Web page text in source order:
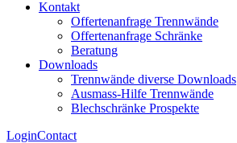
Kontakt
Offertenanfrage Trennwände
Offertenanfrage Schränke
Beratung
Downloads
Trennwände diverse Downloads
Ausmass-Hilfe Trennwände
Blechschränke Prospekte
LoginContact